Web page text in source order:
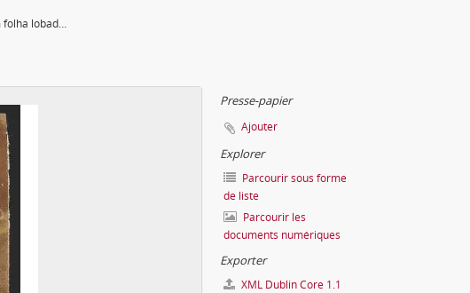
[Retrato de uma planta com folha lobada]
Presse-papier
Ajouter
Explorer
Parcourir sous forme
de liste
Parcourir les
documents numériques
Exporter
XML Dublin Core 1.1